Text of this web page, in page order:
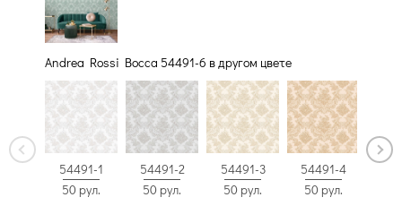
Andrea Rossi Bocca 54491-6 в другом цвете
54491-1
50 рул.
54491-2
50 рул.
54491-3
50 рул.
54491-4
50 рул.